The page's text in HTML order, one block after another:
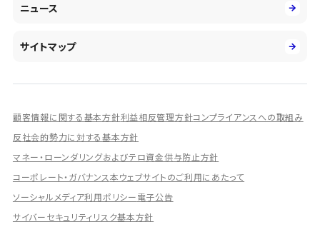
DXとシステムモダナイゼーション
人的資本経営の取組み
障がい者採用
社会
有価証券報告書／四半期報告書
統合報告書
ディスクロージャー誌
IRプレゼンテーション資料
シェアードリサーチ社による調査レポート
IRに関するよくあるご質問
IRに関するお問い合わせ
ディスクロージャーポリシー
ニュース
サイトマップ
顧客情報に関する基本方針利益相反管理方針コンプライアンスへの取組み
反社会的勢力に対する基本方針
マネー・ローンダリングおよびテロ資金供与防止方針
コーポレート・ガバナンス本ウェブサイトのご利用にあたって
ソーシャルメディア利用ポリシー電子公告
サイバーセキュリティリスク基本方針